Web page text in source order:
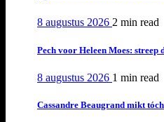
8 augustus 2026 2 min read
Pech voor Heleen Moes:
8 augustus 2026 1 min read
Cassandre Beaugrand mikt